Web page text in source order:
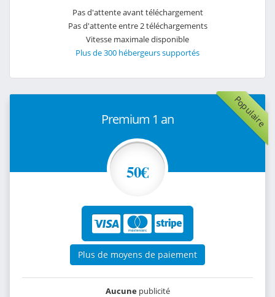
Pas d'attente avant téléchargement
Pas d'attente entre 2 téléchargements
Vitesse maximale disponible
Plus de 300 hébergeurs supportés
Populaire
Premium 1 an
50€
Plus de moyens de paiement
Aucunepublicité